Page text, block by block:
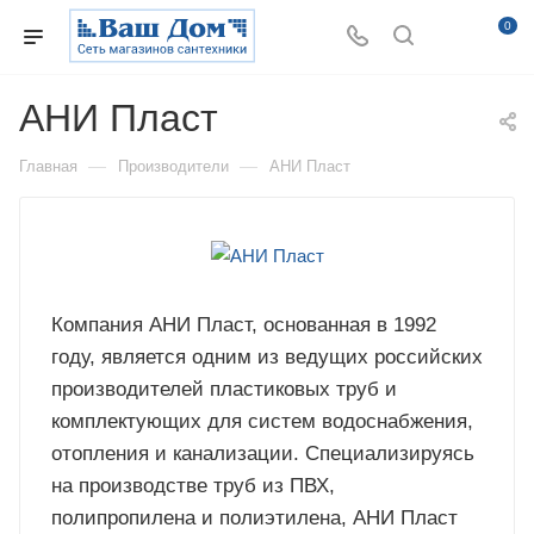
0
АНИ Пласт
Главная — Производители — АНИ Пласт
Компания АНИ Пласт, основанная в 1992
году, является одним из ведущих российских
производителей пластиковых труб и
комплектующих для систем водоснабжения,
отопления и канализации. Специализируясь
на производстве труб из ПВХ,
полипропилена и полиэтилена, АНИ Пласт